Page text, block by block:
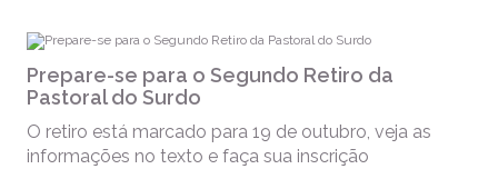
Prepare-se para o Segundo Retiro da
Pastoral do Surdo
O retiro está marcado para 19 de outubro, veja as
informações no texto e faça sua inscrição